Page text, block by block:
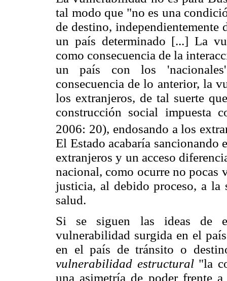
tal modo que "no es una
de destino, independientemente
un país determinado [...] La
como consecuencia de la
un país con los
consecuencia de lo anterior, la
los extranjeros, de tal suerte
construcción social impuesta
2006: 20), endosando a los
El Estado acabaría sancionando
extranjeros y un acceso
nacional, como ocurre no pocas
justicia, al debido proceso, a la
salud.
Si se siguen las ideas de
vulnerabilidad surgida en el
en el país de tránsito o
vulnerabilidad estructural"la
una asimetría de poder frente